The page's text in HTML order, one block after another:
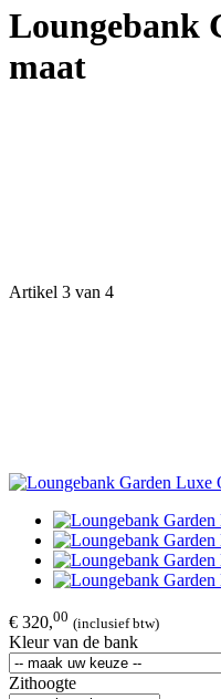
Loungebank
maat
Artikel 3 van 4
€ 320,00 (inclusief btw)
Kleur van de bank
Zithoogte